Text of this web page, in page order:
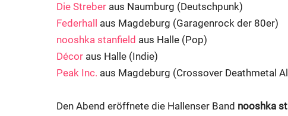
Die Streberaus Naumburg (Deutschpunk)
Federhall
aus Magdeburg (Garagenrock der 80er)
nooshka stanfield aus Halle (Pop)
Décoraus Halle (Indie)
Peak Inc. aus Magdeburg (Crossover Deathmetal
Den Abend eröffnete die Hallenser Band nooshka